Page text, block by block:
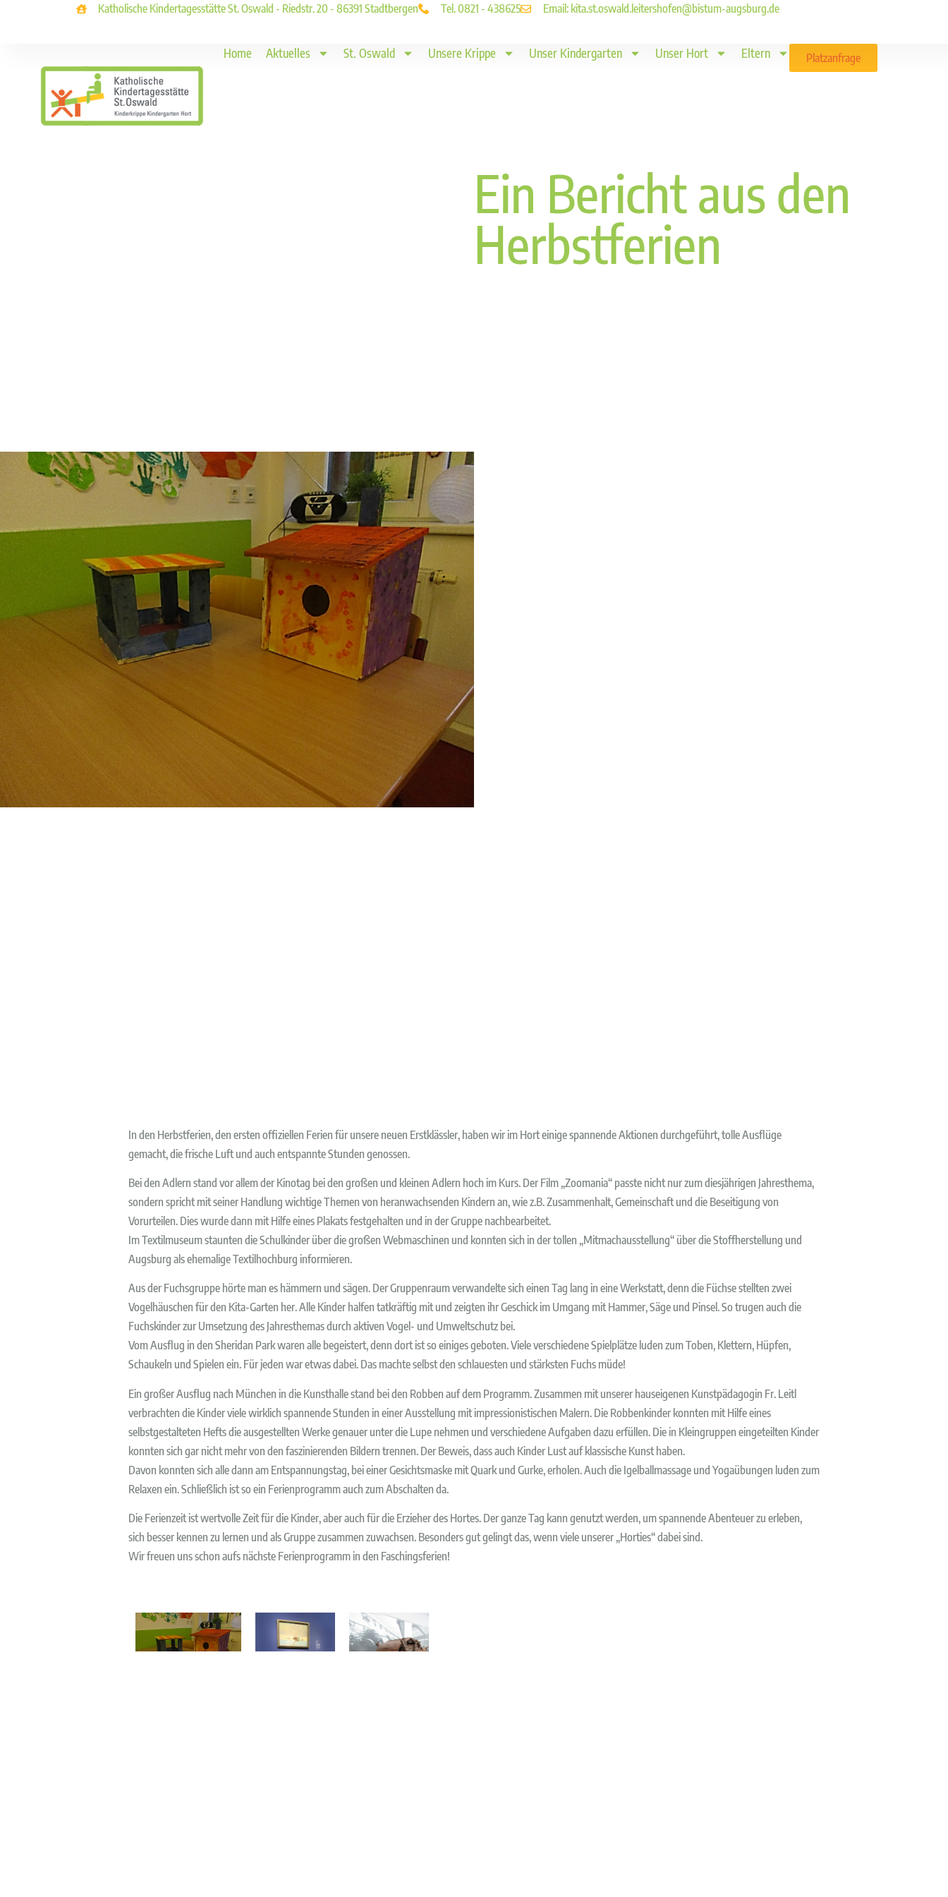
Katholische Kindertagesstätte St. Oswald - Riedstr. 20 - 86391 Stadtbergen Tel. 0821 - 438625 Email: kita.st.oswald.leitershofen@bistum-augsburg.de
Home Aktuelles St. Oswald Unsere Krippe Unser Kindergarten Unser Hort Eltern Platzanfrage
Ein Bericht aus den
Herbstferien
In den Herbstferien, den ersten offiziellen Ferien für unsere neuen Erstklässler, haben wir im Hort einige spannende Aktionen durchgeführt, tolle Ausflüge
gemacht, die frische Luft und auch entspannte Stunden genossen.
Bei den Adlern stand vor allem der Kinotag bei den großen und kleinen Adlern hoch im Kurs. Der Film „Zoomania“ passte nicht nur zum diesjährigen Jahresthema,
sondern spricht mit seiner Handlung wichtige Themen von heranwachsenden Kindern an, wie z.B. Zusammenhalt, Gemeinschaft und die Beseitigung von
Vorurteilen. Dies wurde dann mit Hilfe eines Plakats festgehalten und in der Gruppe nachbearbeitet.
Im Textilmuseum staunten die Schulkinder über die großen Webmaschinen und konnten sich in der tollen „Mitmachausstellung“ über die Stoffherstellung und
Augsburg als ehemalige Textilhochburg informieren.
Aus der Fuchsgruppe hörte man es hämmern und sägen. Der Gruppenraum verwandelte sich einen Tag lang in eine Werkstatt, denn die Füchse stellten zwei
Vogelhäuschen für den Kita-Garten her. Alle Kinder halfen tatkräftig mit und zeigten ihr Geschick im Umgang mit Hammer, Säge und Pinsel. So trugen auch die
Fuchskinder zur Umsetzung des Jahresthemas durch aktiven Vogel- und Umweltschutz bei.
Vom Ausflug in den Sheridan Park waren alle begeistert, denn dort ist so einiges geboten. Viele verschiedene Spielplätze luden zum Toben, Klettern, Hüpfen,
Schaukeln und Spielen ein. Für jeden war etwas dabei. Das machte selbst den schlauesten und stärksten Fuchs müde!
Ein großer Ausflug nach München in die Kunsthalle stand bei den Robben auf dem Programm. Zusammen mit unserer hauseigenen Kunstpädagogin Fr. Leitl
verbrachten die Kinder viele wirklich spannende Stunden in einer Ausstellung mit impressionistischen Malern. Die Robbenkinder konnten mit Hilfe eines
selbstgestalteten Hefts die ausgestellten Werke genauer unter die Lupe nehmen und verschiedene Aufgaben dazu erfüllen. Die in Kleingruppen eingeteilten Kinder
konnten sich gar nicht mehr von den faszinierenden Bildern trennen. Der Beweis, dass auch Kinder Lust auf klassische Kunst haben.
Davon konnten sich alle dann am Entspannungstag, bei einer Gesichtsmaske mit Quark und Gurke, erholen. Auch die Igelballmassage und Yogaübungen luden zum
Relaxen ein. Schließlich ist so ein Ferienprogramm auch zum Abschalten da.
Die Ferienzeit ist wertvolle Zeit für die Kinder, aber auch für die Erzieher des Hortes. Der ganze Tag kann genutzt werden, um spannende Abenteuer zu erleben,
sich besser kennen zu lernen und als Gruppe zusammen zuwachsen. Besonders gut gelingt das, wenn viele unserer „Horties“ dabei sind.
Wir freuen uns schon aufs nächste Ferienprogramm in den Faschingsferien!